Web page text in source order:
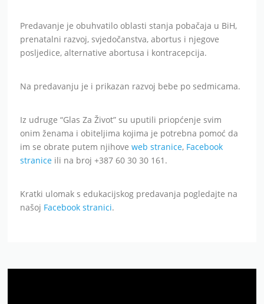
Predavanje je obuhvatilo oblasti stanja pobačaja u BiH,
prenatalni razvoj, svjedočanstva, abortus i njegove
posljedice, alternative abortusa i kontracepcija.
Na predavanju je i prikazan razvoj bebe po sedmicama.
Iz udruge “Glas Za Život” su uputili priopćenje svim
onim ženama i obiteljima kojima je potrebna pomoć da
im se obrate putem njihoveweb stranice, Facebook
stranice ili na broj +387 60 30 30 161.
Kratki ulomak s edukacijskog predavanja pogledajte na
našoj Facebook stranici.